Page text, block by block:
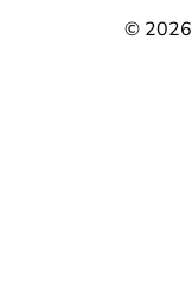
© 2026